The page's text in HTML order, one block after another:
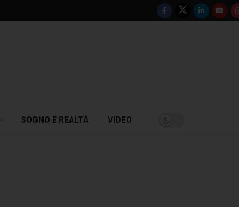
SOGNO E REALTÀ VIDEO